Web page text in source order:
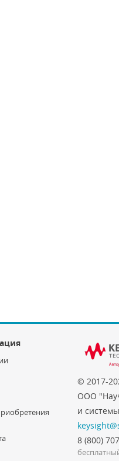
© 2017-
ООО
и
8 (800)